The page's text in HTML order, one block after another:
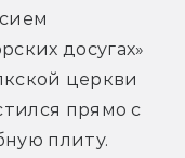
досугах»
церкви
прямо с
плиту.